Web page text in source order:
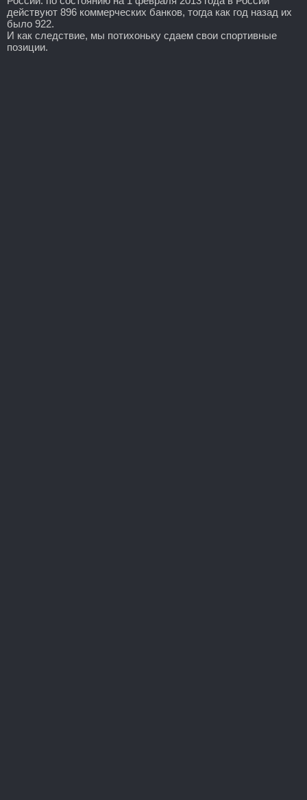
действуют 896 коммерческих банков, тогда как год назад их
было 922.
И как следствие, мы потихоньку сдаем свои спортивные
позиции.